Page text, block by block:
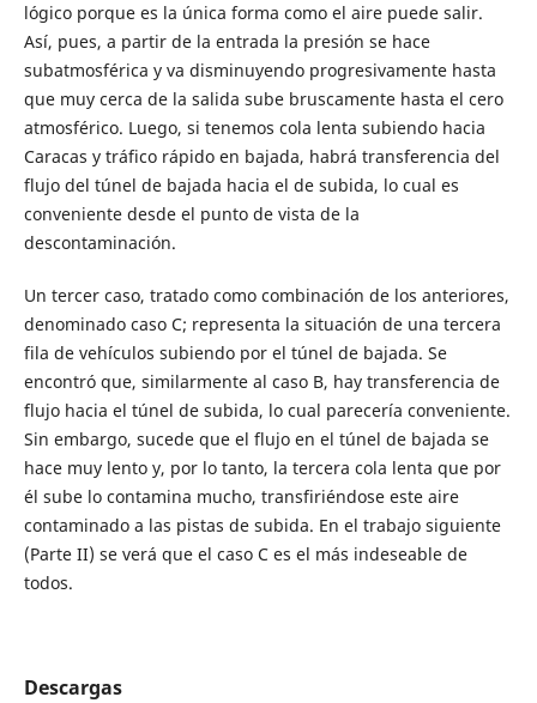
lógico porque es la única forma como el aire puede salir.
Así, pues, a partir de la entrada la presión se hace
subatmosférica y va disminuyendo progresivamente hasta
que muy cerca de la salida sube bruscamente hasta el cero
atmosférico. Luego, si tenemos cola lenta subiendo hacia
Caracas y tráfico rápido en bajada, habrá transferencia del
flujo del túnel de bajada hacia el de subida, lo cual es
conveniente desde el punto de vista de la
descontaminación.
Un tercer caso, tratado como combinación de los anteriores,
denominado caso C; representa la situación de una tercera
fila de vehículos subiendo por el túnel de bajada. Se
encontró que, similarmente al caso B, hay transferencia de
flujo hacia el túnel de subida, lo cual parecería conveniente.
Sin embargo, sucede que el flujo en el túnel de bajada se
hace muy lento y, por lo tanto, la tercera cola lenta que por
él sube lo contamina mucho, transfiriéndose este aire
contaminado a las pistas de subida. En el trabajo siguiente
(Parte II) se verá que el caso C es el más indeseable de
todos.
Descargas